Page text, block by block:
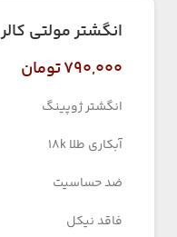
انگشتر مولتی کالر
۷۹۰,۰۰۰تومان
انگشتر ژوپینگ
آبکاری طلا 18k
ضد حساسیت
فاقد نیکل